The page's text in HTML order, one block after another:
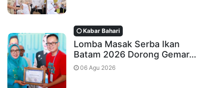
Kabar Bahari
Lomba Masak Serba Ikan
Batam 2026 Dorong Gemar…
06 Agu 2026